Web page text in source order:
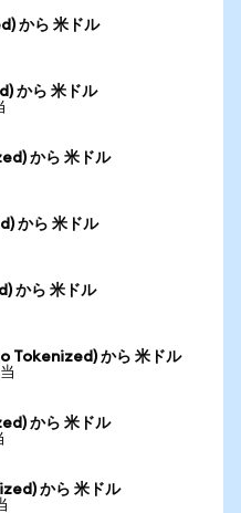
から 米ドル
から 米ドル
から 米ドル
から 米ドル
から 米ドル
Tokenized) から 米ドル
から 米ドル
から 米ドル